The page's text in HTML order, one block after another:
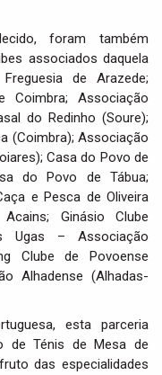
foram também
associados daquela
de Arazede;
Coimbra; Associação
do Redinho (Soure);
(Coimbra); Associação
Casa do Povo de
do Povo de Tábua;
e Pesca de Oliveira
Ginásio Clube
Ugas – Associação
Clube de Povoense
Alhadense (Alhadas-
esta parceria
de Ténis de Mesa de
das especialidades